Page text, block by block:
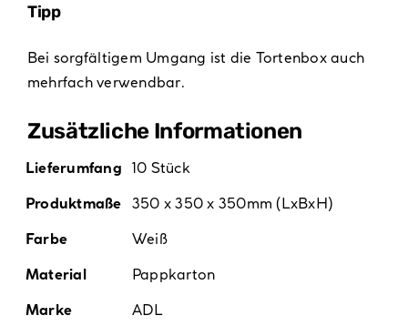
Tipp
Bei sorgfältigem Umgang ist die Tortenbox auch
mehrfach verwendbar.
Zusätzliche Informationen
Lieferumfang 10 Stück
Produktmaße 350 x 350 x 350mm (LxBxH)
Farbe
Weiß
Material
Pappkarton
Marke
ADL